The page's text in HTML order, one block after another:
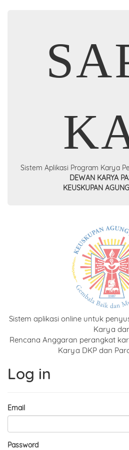
Sistem Aplikasi Program Karya
DEWAN KARYA
KEUSKUPAN
Sistem aplikasi online untuk
Karya
Rencana Anggaran perangkat
Karya DKP dan
Log in
Email
Password